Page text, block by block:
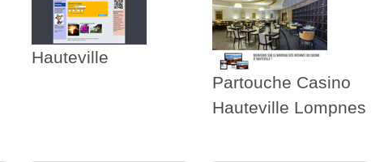
Hauteville
Partouche Casino
Hauteville Lompnes